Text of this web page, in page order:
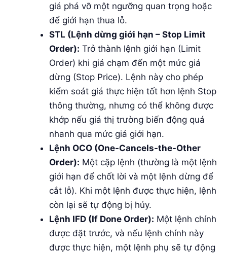
giá phá vỡ một ngưỡng quan trọng hoặc
để giới hạn thua lỗ.
STL (Lệnh dừng giới hạn – Stop Limit
Order): Trở thành lệnh giới hạn (Limit
Order) khi giá chạm đến một mức giá
dừng (Stop Price). Lệnh này cho phép
kiểm soát giá thực hiện tốt hơn lệnh Stop
thông thường, nhưng có thể không được
khớp nếu giá thị trường biến động quá
nhanh qua mức giá giới hạn.
Lệnh OCO (One-Cancels-the-Other
Order): Một cặp lệnh (thường là một lệnh
giới hạn để chốt lời và một lệnh dừng để
cắt lỗ). Khi một lệnh được thực hiện, lệnh
còn lại sẽ tự động bị hủy.
Lệnh IFD (If Done Order): Một lệnh chính
được đặt trước, và nếu lệnh chính này
được thực hiện, một lệnh phụ sẽ tự động